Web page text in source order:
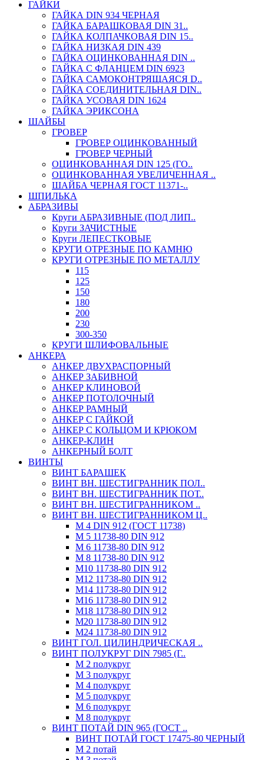
ГАЙКИ
ГАЙКА DIN 934 ЧЕРНАЯ
ГАЙКА БАРАШКОВАЯ DIN 31..
ГАЙКА КОЛПАЧКОВАЯ DIN 15..
ГАЙКА НИЗКАЯ DIN 439
ГАЙКА ОЦИНКОВАННАЯ DIN ..
ГАЙКА С ФЛАНЦЕМ DIN 6923
ГАЙКА САМОКОНТРЯЩАЯСЯ D..
ГАЙКА СОЕДИНИТЕЛЬНАЯ DIN..
ГАЙКА УСОВАЯ DIN 1624
ГАЙКА ЭРИКСОНА
ШАЙБЫ
ГРОВЕР
ГРОВЕР ОЦИНКОВАННЫЙ
ГРОВЕР ЧЕРНЫЙ
ОЦИНКОВАННАЯ DIN 125 (ГО..
ОЦИНКОВАННАЯ УВЕЛИЧЕННАЯ ..
ШАЙБА ЧЕРНАЯ ГОСТ 11371-..
ШПИЛЬКА
АБРАЗИВЫ
Круги АБРАЗИВНЫЕ (ПОД ЛИП..
Круги ЗАЧИСТНЫЕ
Круги ЛЕПЕСТКОВЫЕ
КРУГИ ОТРЕЗНЫЕ ПО КАМНЮ
КРУГИ ОТРЕЗНЫЕ ПО МЕТАЛЛУ
115
125
150
180
200
230
300-350
КРУГИ ШЛИФОВАЛЬНЫЕ
АНКЕРА
АНКЕР ДВУХРАСПОРНЫЙ
АНКЕР ЗАБИВНОЙ
АНКЕР КЛИНОВОЙ
АНКЕР ПОТОЛОЧНЫЙ
АНКЕР РАМНЫЙ
АНКЕР С ГАЙКОЙ
АНКЕР С КОЛЬЦОМ И КРЮКОМ
АНКЕР-КЛИН
АНКЕРНЫЙ БОЛТ
ВИНТЫ
ВИНТ БАРАШЕК
ВИНТ ВН. ШЕСТИГРАННИК ПОЛ..
ВИНТ ВН. ШЕСТИГРАННИК ПОТ..
ВИНТ ВН. ШЕСТИГРАННИКОМ ..
ВИНТ ВН. ШЕСТИГРАННИКОМ Ц..
М 4 DIN 912 (ГОСТ 11738)
М 5 11738-80 DIN 912
М 6 11738-80 DIN 912
М 8 11738-80 DIN 912
М10 11738-80 DIN 912
М12 11738-80 DIN 912
М14 11738-80 DIN 912
М16 11738-80 DIN 912
М18 11738-80 DIN 912
М20 11738-80 DIN 912
М24 11738-80 DIN 912
ВИНТ ГОЛ. ЦИЛИНДРИЧЕСКАЯ ..
ВИНТ ПОЛУКРУГ DIN 7985 (Г..
М 2 полукруг
М 3 полукруг
М 4 полукруг
М 5 полукруг
М 6 полукруг
М 8 полукруг
ВИНТ ПОТАЙ DIN 965 (ГОСТ ..
ВИНТ ПОТАЙ ГОСТ 17475-80 ЧЕРНЫЙ
М 2 потай